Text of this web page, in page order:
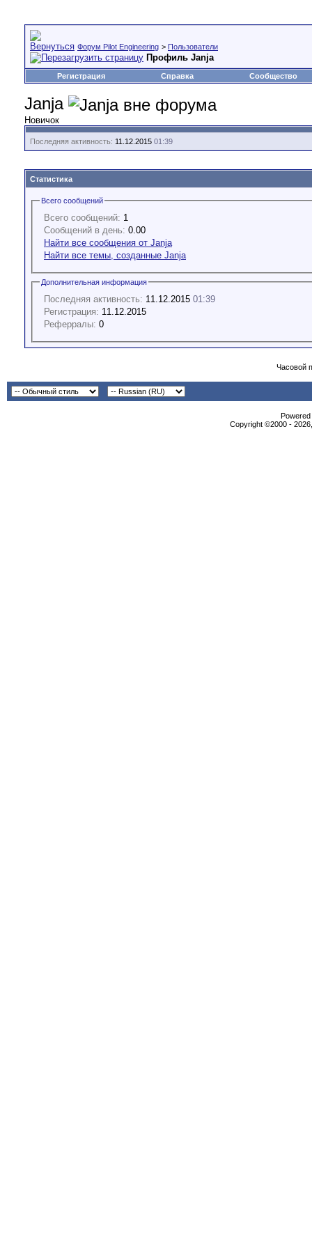
Форум Pilot Engineering > Пользователи
Профиль Janja
Регистрация Справка Сообщество
Janja
Новичок
Последняя активность: 11.12.2015 01:39
Статистика
Всего сообщений
Всего сообщений: 1
Сообщений в день: 0.00
Найти все сообщения от Janja
Найти все темы, созданные Janja
Дополнительная информация
Последняя активность: 11.12.2015 01:39
Регистрация: 11.12.2015
Реферралы: 0
Часовой
Copyright ©2000 -